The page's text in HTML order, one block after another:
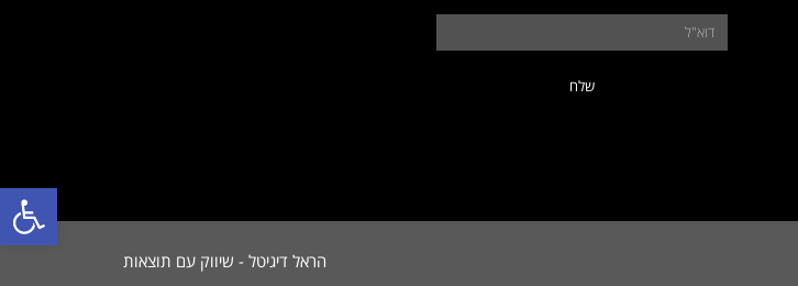
פתח
שלח
הראל דיגיטל - שיווק עם תוצאות